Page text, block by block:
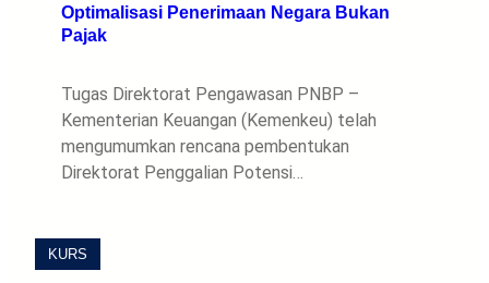
Optimalisasi Penerimaan Negara Bukan
Pajak
Tugas Direktorat Pengawasan PNBP –
Kementerian Keuangan (Kemenkeu) telah
mengumumkan rencana pembentukan
Direktorat Penggalian Potensi…
KURS